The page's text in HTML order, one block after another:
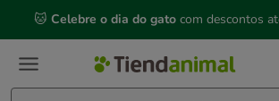
mensagem,
🐱 Celebre o dia do gato com descontos